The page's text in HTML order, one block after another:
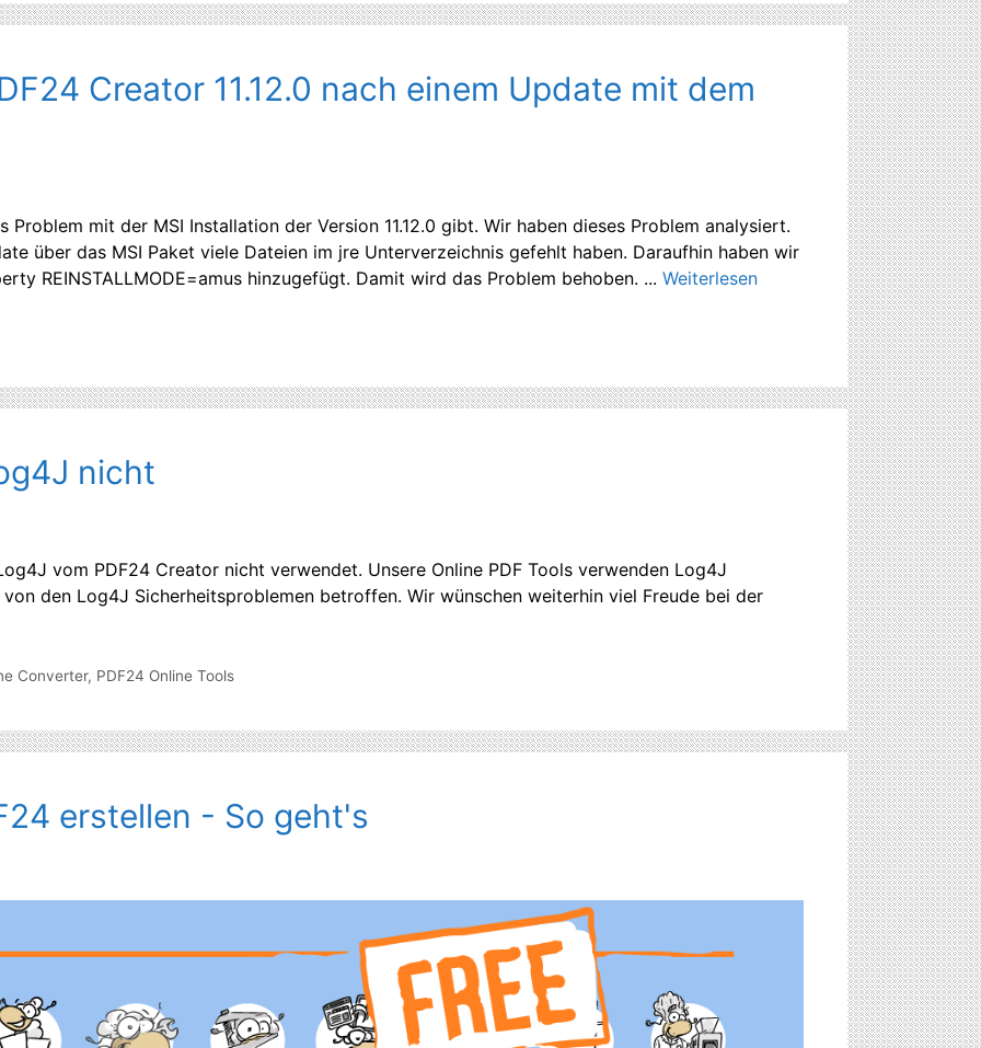
Creator 11.12.0 nach einem Update mit dem
Problem mit der MSI Installation der Version 11.12.0 gibt. Wir haben dieses Problem analysiert.
über das MSI Paket viele Dateien im jre Unterverzeichnis gefehlt haben. Daraufhin haben wir
REINSTALLMODE=amus hinzugefügt. Damit wird das Problem behoben. ... Weiterlesen
nicht
vom PDF24 Creator nicht verwendet. Unsere Online PDF Tools verwenden Log4J
den Log4J Sicherheitsproblemen betroffen. Wir wünschen weiterhin viel Freude bei der
Converter, PDF24 Online Tools
erstellen - So geht's